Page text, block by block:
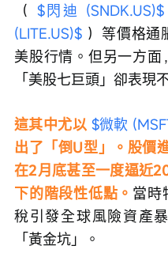
（ $閃迪 (SNDK.US)$
(LITE.US)$ ）等價格通
美股行情。但另一方
「美股七巨頭」卻表現
這其中尤以 $微軟
出了「倒U型」。股價
在2月底甚至一度逼近
下的階段性低點。 當時
稅引發全球風險資產
「黃金坑」。